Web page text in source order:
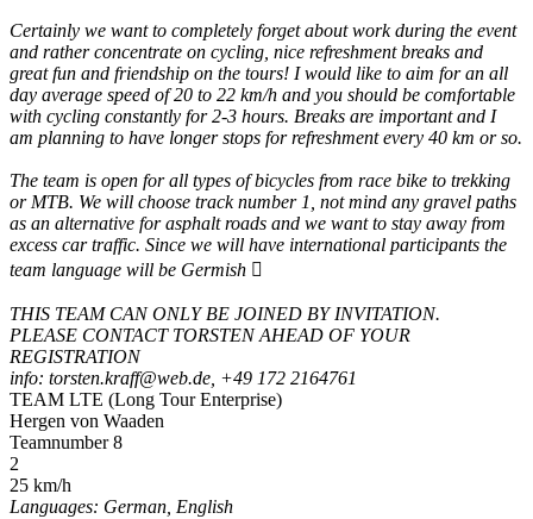
Certainly we want to completely forget about work during the event
and rather concentrate on cycling, nice refreshment breaks and
great fun and friendship on the tours! I would like to aim for an all
day average speed of 20 to 22 km/h and you should be comfortable
with cycling constantly for 2-3 hours. Breaks are important and I
am planning to have longer stops for refreshment every 40 km or so.
The team is open for all types of bicycles from race bike to trekking
or MTB. We will choose track number 1, not mind any gravel paths
as an alternative for asphalt roads and we want to stay away from
excess car traffic. Since we will have international participants the
team language will be Germish 
THIS TEAM CAN ONLY BE JOINED BY INVITATION.
PLEASE CONTACT TORSTEN AHEAD OF YOUR
REGISTRATION
info: torsten.kraff@web.de, +49 172 2164761
TEAM LTE (Long Tour Enterprise)
Hergen von Waaden
Teamnumber 8
2
25 km/h
Languages: German, English